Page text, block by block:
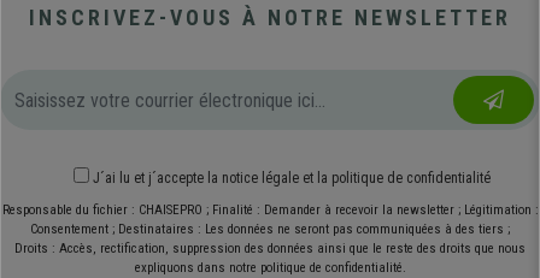
INSCRIVEZ-VOUS À NOTRE NEWSLETTER
J´ai lu et j´accepte la notice légale et la politique de confidentialité
Responsable du fichier : CHAISEPRO ; Finalité : Demander à recevoir la newsletter ; Légitimation :
Consentement ; Destinataires : Les données ne seront pas communiquées à des tiers ;
Droits : Accès, rectification, suppression des données ainsi que le reste des droits que nous
expliquons dans notre politique de confidentialité.